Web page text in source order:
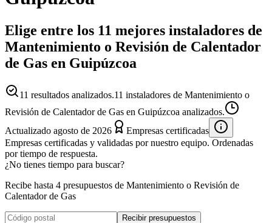
Elige entre los 11 mejores instaladores de
Mantenimiento o Revisión de Calentador
de Gas en Guipúzcoa
11 resultados analizados.11 instaladores de Mantenimiento o
Revisión de Calentador de Gas en Guipúzcoa analizados.
Actualizado agosto de 2026
Empresas certificadas
Empresas certificadas y validadas por nuestro equipo. Ordenadas
por tiempo de respuesta.
¿No tienes tiempo para buscar?
Recibe hasta 4 presupuestos de Mantenimiento o Revisión de
Calentador de Gas
Recibir presupuestos